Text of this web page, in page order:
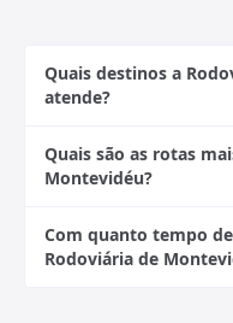
Quais destinos a
atende?
Quais são as rotas
Montevidéu?
Com quanto tempo
Rodoviária de